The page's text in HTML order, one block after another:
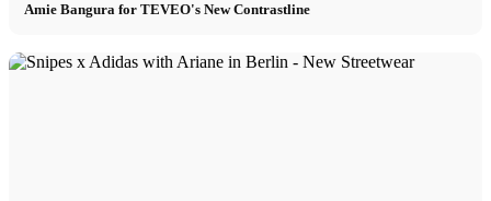
Amie Bangura for TEVEO's New Contrastline